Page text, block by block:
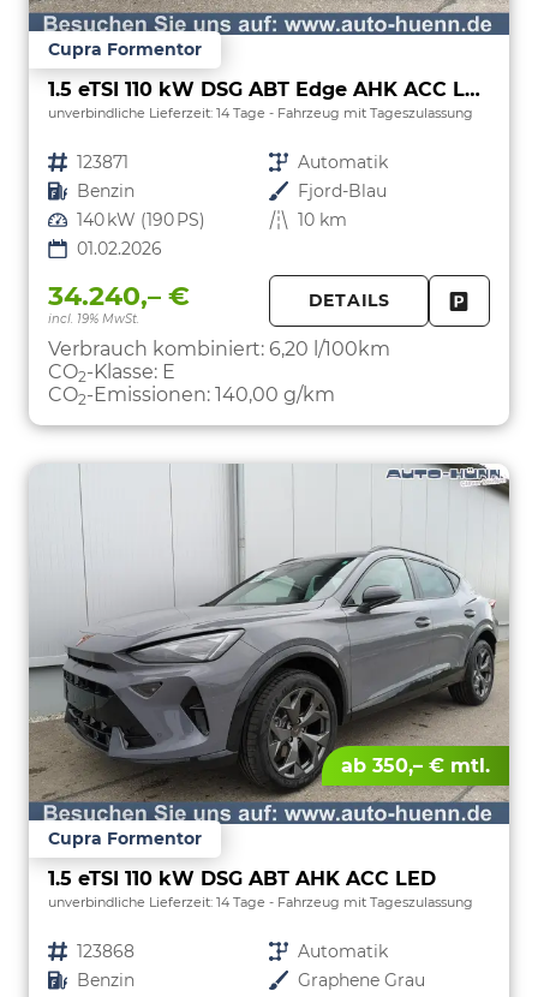
Cupra Formentor
1.5 eTSI 110 kW DSG ABT Edge AHK ACC LED
unverbindliche Lieferzeit: 14 Tage Fahrzeug mit Tageszulassung
Fahrzeugnr. 123871 Getriebe Automatik
Kraftstoff Benzin Außenfarbe Fjord-Blau
Leistung 140 kW (190 PS) Kilometerstand 10 km
01.02.2026
34.240,– €
incl. 19% MwSt.
DETAILS
Verbrauch kombiniert: 6,20 l/100km
CO2-Klasse: E
CO2-Emissionen: 140,00 g/km
ab 350,– € mtl.
Cupra Formentor
1.5 eTSI 110 kW DSG ABT AHK ACC LED
unverbindliche Lieferzeit: 14 Tage Fahrzeug mit Tageszulassung
Fahrzeugnr. 123868 Getriebe Automatik
Kraftstoff Benzin Außenfarbe Graphene Grau